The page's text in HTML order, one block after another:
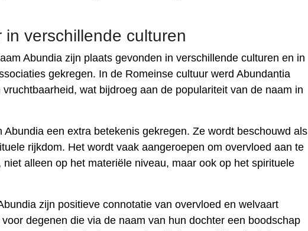
verschillende culturen
Abundia zijn plaats gevonden in verschillende culturen en in
gekregen. In de Romeinse cultuur werd Abundantia
wat bijdroeg aan de populariteit van de naam in
een extra betekenis gekregen. Ze wordt beschouwd als
rijkdom. Het wordt vaak aangeroepen om overvloed aan te
alleen op het materiële niveau, maar ook op het spirituele
zijn positieve connotatie van overvloed en welvaart
degenen die via de naam van hun dochter een boodschap